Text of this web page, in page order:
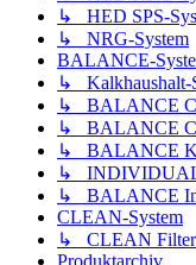
↳ HED SPS-
↳ NRG-System
BALANCE-
↳ Kalkhaushalt-
↳ BALANCE
↳ BALANCE
↳ BALANCE
↳
↳ BALANCE
CLEAN-System
↳ CLEAN